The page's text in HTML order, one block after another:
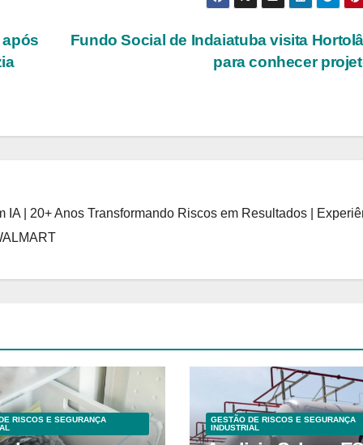
Fundo Social de Indaiatuba visita
para conhecer
após
| 20+ Anos Transformando Riscos em Resultados |
RISCOS E SEGURANÇA
GESTÃO DE RISCOS E SEGURANÇA
INDUSTRIAL